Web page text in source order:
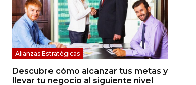
Alianzas Estratégicas
Descubre cómo alcanzar tus metas y
llevar tu negocio al siguiente nivel